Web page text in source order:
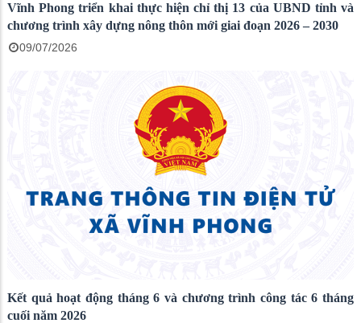
Vĩnh Phong triển khai thực hiện chỉ thị 13 của UBND tỉnh và
chương trình xây dựng nông thôn mới giai đoạn 2026 – 2030
09/07/2026
Kết quả hoạt động tháng 6 và chương trình công tác 6 tháng
cuối năm 2026